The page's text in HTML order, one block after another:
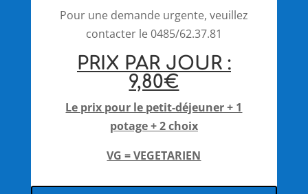
Pour une demande urgente, veuillez
contacter le 0485/62.37.81
PRIX PAR JOUR :
9,80€
Le prix pour le petit-déjeuner + 1
potage + 2 choix
VG = VEGETARIEN